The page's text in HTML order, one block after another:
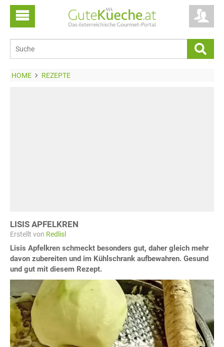
HOME REZEPTE
LISIS APFELKREN
Erstellt von Redlisl
Lisis Apfelkren schmeckt besonders gut, daher gleich mehr
davon zubereiten und im Kühlschrank aufbewahren. Gesund
und gut mit diesem Rezept.